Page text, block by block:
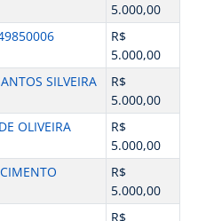
5.000,00
R$
5.000,00
SILVEIRA
R$
5.000,00
OLIVEIRA
R$
5.000,00
R$
5.000,00
R$